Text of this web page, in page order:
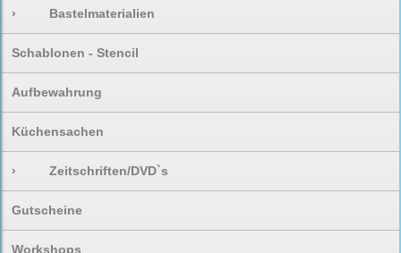
› Bastelmaterialien
Schablonen - Stencil
Aufbewahrung
Küchensachen
› Zeitschriften/DVD`s
Gutscheine
Workshops